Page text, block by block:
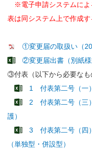
※電子申請システムに
表は同システム上で作成す
①変更届の取扱い（
②変更届出書（別紙様
③付表（以下から必要なも
1 付表第二号（一
2 付表第二号（三
護）
3 付表第二号（四
（単独型・併設型）